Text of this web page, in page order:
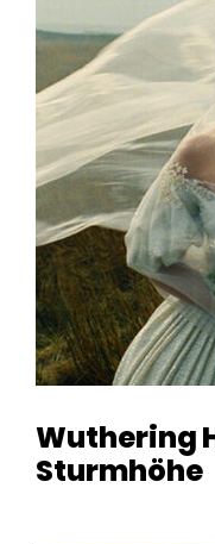
Wuthering
Sturmhöhe